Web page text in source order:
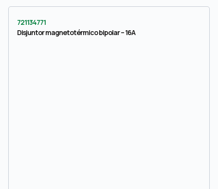
721134771
Disjuntor magnetotérmico bipolar – 16A